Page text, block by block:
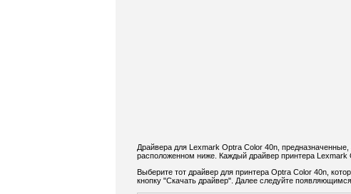
Драйвера для Lexmark Optra Color 40n,
расположенном ниже. Каждый драйвер принтера Lexmark
Выберите тот драйвер для принтера Optra Color 40n,
кнопку "Скачать драйвер". Далее следуйте